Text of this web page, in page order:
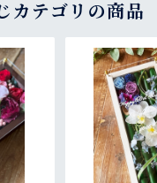
カテゴリの商品